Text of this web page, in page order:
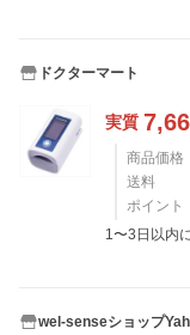
ドクターマート
実質
商品価格
送料
ポイント
1〜3日以内
wel-senseショップ